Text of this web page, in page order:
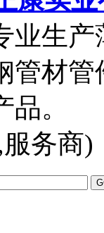
业生
管材
。
服务商